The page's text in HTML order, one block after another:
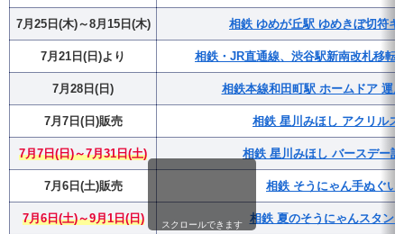
7月25日(木)～8月15日(木) 相鉄 ゆめが丘駅 ゆめきぼ切符
7月21日(日)より 相鉄・JR直通線、渋谷駅新南改札移転
7月28日(日) 相鉄本線和田町駅 ホームドア 運
7月7日(日)販売 相鉄 星川みほし アクリルス
7月7日(日)～7月31日(土) 相鉄 星川みほし バースデー
7月6日(土)販売 相鉄 そうにゃん手ぬぐい
7月6日(土)～9月1日(日) 相鉄 夏のそうにゃんスタン
スクロールできます